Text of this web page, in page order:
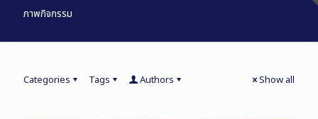
ภาพกิจกรรม
Categories Tags Authors Show all